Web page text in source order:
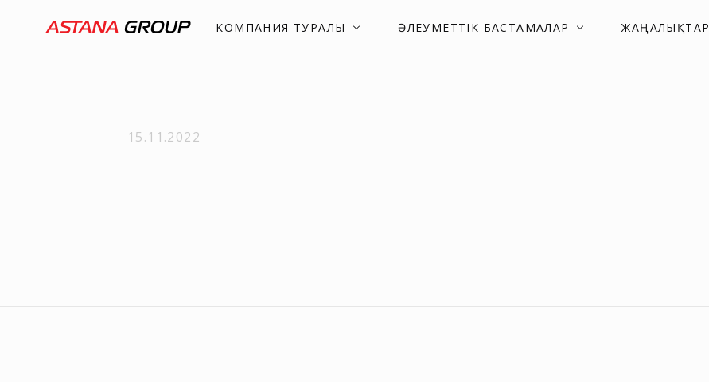
КОМПАНИЯ ТУРАЛЫ ӘЛЕУМЕТТІК БАСТАМАЛАР ЖАҢАЛЫҚТАР
15.11.2022